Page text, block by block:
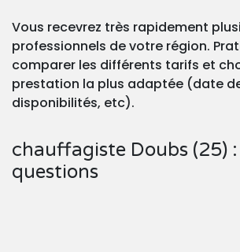
Vous recevrez très rapidement
professionnels de votre région.
comparer les différents tarifs et
prestation la plus adaptée (date
disponibilités, etc).
chauffagiste Doubs (25)
questions